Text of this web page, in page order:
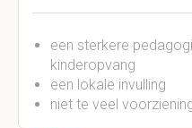
een sterkere
kinderopvang
een lokale invulling
niet te veel